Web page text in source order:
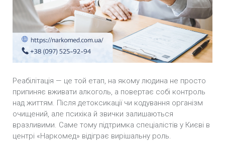
Стадії алкоголізму
Причини алкоголізму
Лікування алкоголізму вдома
Реабілітація — це той етап, на якому людина не просто
припиняє вживати алкоголь, а повертає собі контроль
над життям. Після детоксикації чи кодування організм
очищений, але психіка й звички залишаються
вразливими. Саме тому підтримка спеціалістів у Києві в
центрі «Наркомед» відіграє вирішальну роль.